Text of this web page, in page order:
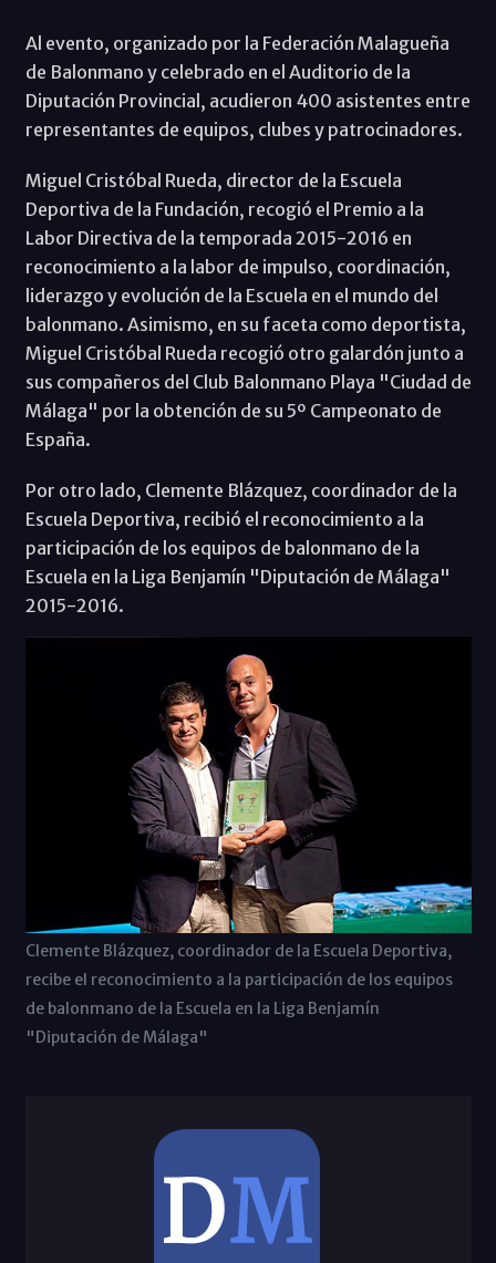
Al evento, organizado por la Federación Malagueña
de Balonmano y celebrado en el Auditorio de la
Diputación Provincial, acudieron 400 asistentes entre
representantes de equipos, clubes y patrocinadores.
Miguel Cristóbal Rueda, director de la Escuela
Deportiva de la Fundación, recogió el Premio a la
Labor Directiva de la temporada 2015-2016 en
reconocimiento a la labor de impulso, coordinación,
liderazgo y evolución de la Escuela en el mundo del
balonmano. Asimismo, en su faceta como deportista,
Miguel Cristóbal Rueda recogió otro galardón junto a
sus compañeros del Club Balonmano Playa "Ciudad de
Málaga" por la obtención de su 5º Campeonato de
España.
Por otro lado, Clemente Blázquez, coordinador de la
Escuela Deportiva, recibió el reconocimiento a la
participación de los equipos de balonmano de la
Escuela en la Liga Benjamín "Diputación de Málaga"
2015-2016.
Clemente Blázquez, coordinador de la Escuela Deportiva,
recibe el reconocimiento a la participación de los equipos
de balonmano de la Escuela en la Liga Benjamín
"Diputación de Málaga"